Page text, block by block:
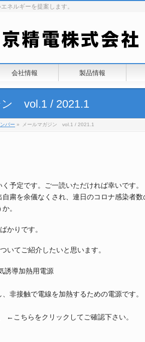
ネルギーを提案します。
会社情報 製品情報
ン vol.1 / 2021.1
バー » メールマガジン vol.1 / 2021.1
予定です。ご一読いただければ幸いです。
自粛を余儀なくされ、連日のコロナ感染者
。
かりです。
いてご紹介したいと思います。
誘導加熱用電源
非接触で電線を加熱するための電源です。
←こちらをクリックしてご確認下さい。